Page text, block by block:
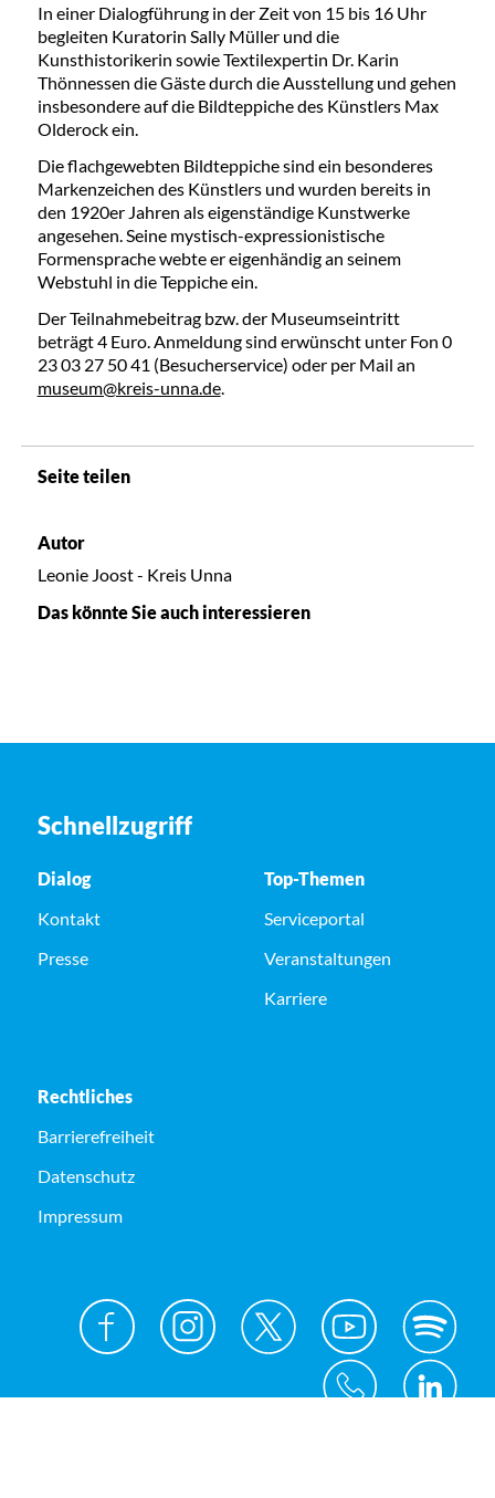
In einer Dialogführung in der Zeit von 15 bis 16 Uhr
begleiten Kuratorin Sally Müller und die
Kunsthistorikerin sowie Textilexpertin Dr. Karin
Thönnessen die Gäste durch die Ausstellung und gehen
insbesondere auf die Bildteppiche des Künstlers Max
Olderock ein.
Die flachgewebten Bildteppiche sind ein besonderes
Markenzeichen des Künstlers und wurden bereits in
den 1920er Jahren als eigenständige Kunstwerke
angesehen. Seine mystisch-expressionistische
Formensprache webte er eigenhändig an seinem
Webstuhl in die Teppiche ein.
Der Teilnahmebeitrag bzw. der Museumseintritt
beträgt 4 Euro. Anmeldung sind erwünscht unter Fon 0
23 03 27 50 41 (Besucherservice) oder per Mail an
museum@kreis-unna.de.
Seite teilen
Autor
Leonie Joost - Kreis Unna
Das könnte Sie auch interessieren
Schnellzugriff
Dialog
Kontakt
Presse
Top-Themen
Serviceportal
Veranstaltungen
Karriere
Rechtliches
Barrierefreiheit
Datenschutz
Impressum